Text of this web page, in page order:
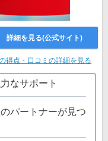
詳細を見る(公式サイト)
得点・口コミの詳細を見る
なサポート
パートナーが見つ